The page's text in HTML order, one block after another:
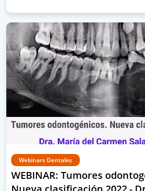
Webinars Dentales
WEBINAR: Tumores